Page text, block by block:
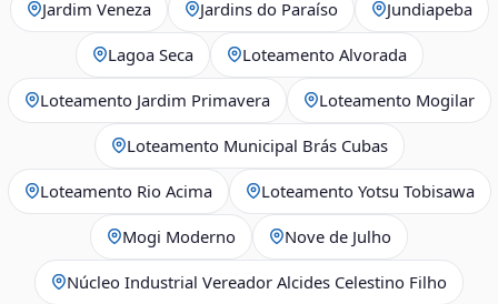
Jardim Veneza Jardins do Paraíso Jundiapeba
Lagoa Seca Loteamento Alvorada
Loteamento Jardim Primavera Loteamento Mogilar
Loteamento Municipal Brás Cubas
Loteamento Rio Acima Loteamento Yotsu Tobisawa
Mogi Moderno Nove de Julho
Núcleo Industrial Vereador Alcides Celestino Filho